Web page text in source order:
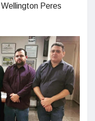
Peres